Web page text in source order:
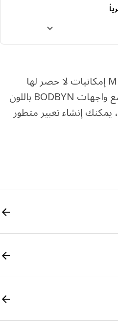
يمنحك نظام مطبخ METOD إمكانيات لا حصر لها
لتصميم مطبخ أحلامك. ومع واجهات BODBYN باللون
إنشاء تعبير متطور